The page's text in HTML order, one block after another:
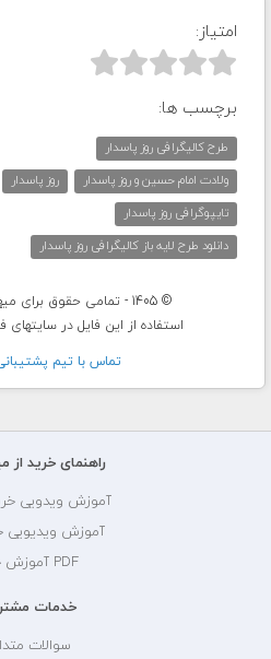
امتیاز:



برچسب ها:
طرح کالیگرافی روز پاسدار
ولادت امام حسین و روز پاسدار
روز پاسدار
تایپوگرافی روز پاسدار
دانلود طرح لایه باز کالیگرافی روز پاسدار
© 1405 - تمامی حقوق برای میهن طرح محفوظ است.
استفاده از این فایل در
تماس با تيم
راهنمای خرید از
آموزش ویدویی
آموزش ویدیویی
PDF آموزش خرید
خدمات
سوالات